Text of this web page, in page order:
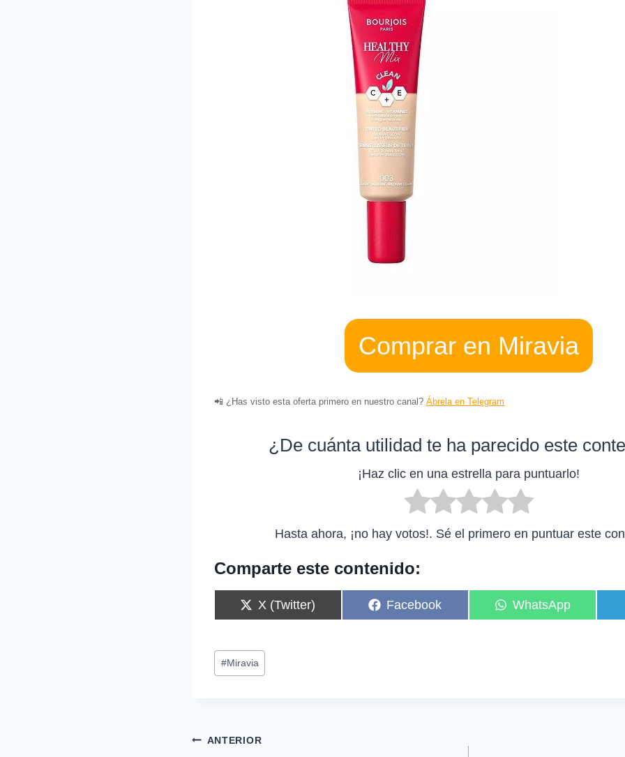
Comprar en Miravia
📲 ¿Has visto esta oferta primero en nuestro canal? Ábrela en Telegram
¿De cuánta utilidad te ha parecido este
¡Haz clic en una estrella para puntuarlo!
Hasta ahora, ¡no hay votos!. Sé el primero en puntuar este
Comparte este contenido:
C
o
a
r
t
X (Twitter)
C
o
Facebook
C
o
WhatsApp
Etiquetas
de
#Miravia
Navegación
ANTERIOR